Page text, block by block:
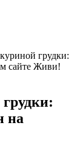
грудки:
сайте Живи!
на